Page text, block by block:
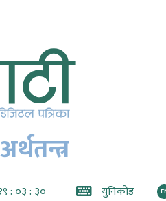
: ०३ : ३१ युनिकोड